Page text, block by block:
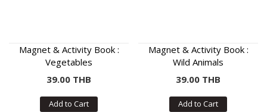
Magnet & Activity Book :
Vegetables
39.00 THB
Add to Cart
Magnet & Activity Book :
Wild Animals
39.00 THB
Add to Cart